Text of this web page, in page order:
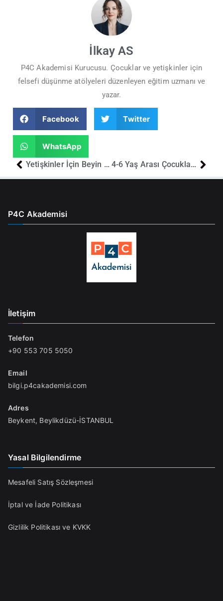
İlkay AS
P4C Akademisi Kurucusu. Çocuklar ve yetişkinler için
felsefi düşünme atölyeleri düzenleyen eğitim uzmanı ve
yazar.
Facebook Twitter
WhatsApp
Yetişkinler İçin Beyin Yakan Felsefi Sorular
4-6 Yaş Arası Çocuklar İçin Eğlenceli Sınıf Etkinlikleri
P4C Akademisi
İletişim
Telefon
+90 553 705 5050
Email
bilgi.p4cakademisi.com
Adres
Beykent, Beylikdüzü-İSTANBUL
Yasal Bilgilendirme
Mesafeli Satış Sözleşmesi
İptal ve İade Politikası
Gizlilik Politikası ve KVKK